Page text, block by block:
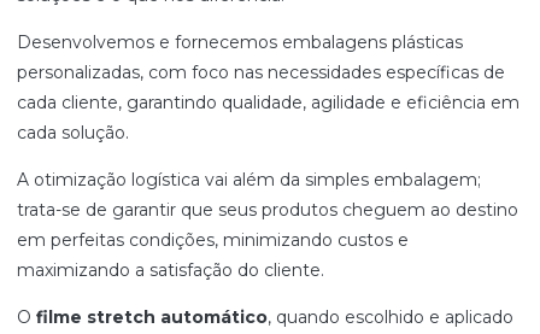
Desenvolvemos e fornecemos embalagens plásticas
personalizadas, com foco nas necessidades específicas de
cada cliente, garantindo qualidade, agilidade e eficiência em
cada solução.
A otimização logística vai além da simples embalagem;
trata-se de garantir que seus produtos cheguem ao destino
em perfeitas condições, minimizando custos e
maximizando a satisfação do cliente.
O filme stretch automático, quando escolhido e aplicado